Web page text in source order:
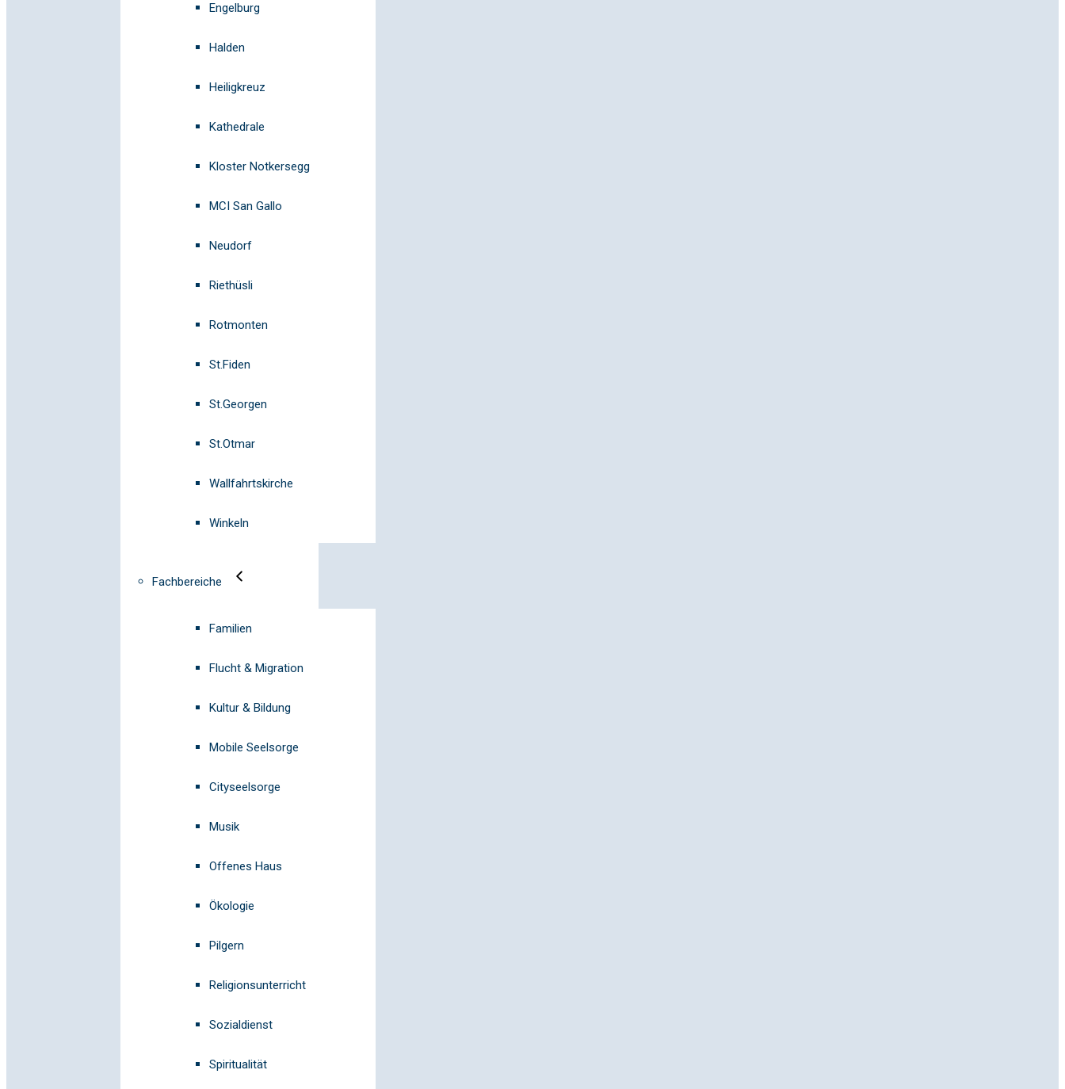
Engelburg
Halden
Heiligkreuz
Kathedrale
Kloster Notkersegg
MCI San Gallo
Neudorf
Riethüsli
Rotmonten
St.Fiden
St.Georgen
St.Otmar
Wallfahrtskirche
Winkeln
Fachbereiche
Familien
Flucht & Migration
Kultur & Bildung
Mobile Seelsorge
Cityseelsorge
Musik
Offenes Haus
Ökologie
Pilgern
Religionsunterricht
Sozialdienst
Spiritualität